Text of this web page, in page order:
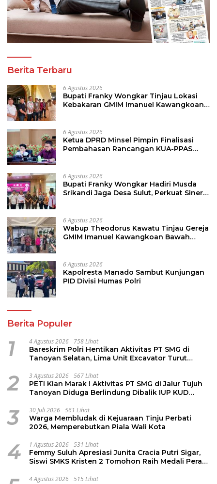
Berita Terbaru
6 Agustus 2026
Bupati Franky Wongkar Tinjau Lokasi
Kebakaran GMIM Imanuel Kawangkoan
6 Agustus 2026
Ketua DPRD Minsel Pimpin Finalisasi
Pembahasan Rancangan KUA-PPAS
6 Agustus 2026
Bupati Franky Wongkar Hadiri Musda
Srikandi Jaga Desa Sulut, Perkuat Sinergi
6 Agustus 2026
Wabup Theodorus Kawatu Tinjau Gereja
GMIM Imanuel Kawangkoan Bawah
6 Agustus 2026
Kapolresta Manado Sambut Kunjungan
PID Divisi Humas Polri
Berita Populer
1 4 Agustus 2026 758 Lihat
Bareskrim Polri Hentikan Aktivitas PT SMG di
Tanoyan Selatan, Lima Unit Excavator Turut
2 3 Agustus 2026 567 Lihat
PETI Kian Marak ! Aktivitas PT SMG di Jalur Tujuh
Tanoyan Diduga Berlindung Dibalik IUP KUD
3 30 Juli 2026 561 Lihat
Warga Membludak di Kejuaraan Tinju Perbati
2026, Memperebutkan Piala Wali Kota
4 1 Agustus 2026 531 Lihat
Femmy Suluh Apresiasi Junita Cracia Putri Sigar,
Siswi SMKS Kristen 2 Tomohon Raih Medali Perak
4 Agustus 2026 515 Lihat